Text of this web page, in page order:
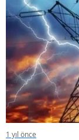
1 yıl önce